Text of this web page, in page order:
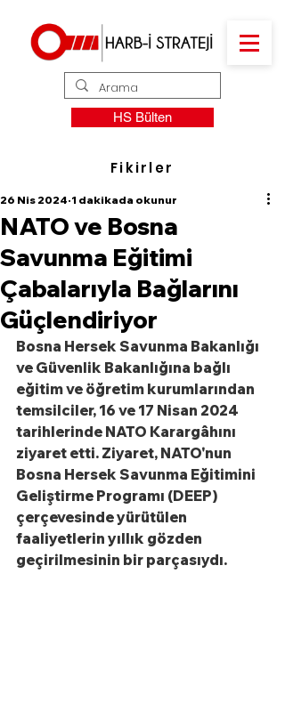
HS Bülten
Fikirler
NATO ve Bosna
Savunma Eğitimi
Çabalarıyla Bağlarını
Güçlendiriyor
26 Nis 2024 1 dakikada okunur
Bosna Hersek Savunma Bakanlığı
ve Güvenlik Bakanlığına bağlı
eğitim ve öğretim kurumlarından
temsilciler, 16 ve 17 Nisan 2024
tarihlerinde NATO Karargâhını
ziyaret etti. Ziyaret, NATO'nun
Bosna Hersek Savunma Eğitimini
Geliştirme Programı (DEEP)
çerçevesinde yürütülen
faaliyetlerin yıllık gözden
geçirilmesinin bir parçasıydı.